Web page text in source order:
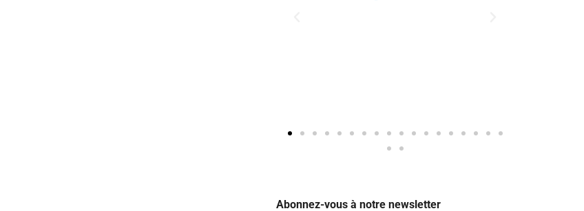
Abonnez-vous à notre newsletter